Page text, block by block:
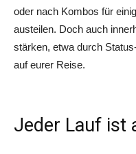
oder nach Kombos für
austeilen. Doch auch
stärken, etwa durch
auf eurer Reise.
Jeder Lauf ist